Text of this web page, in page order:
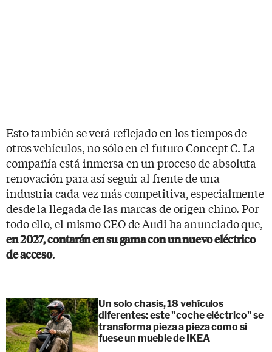
Esto también se verá reflejado en los tiempos de
otros vehículos, no sólo en el futuro Concept C. La
compañía está inmersa en un proceso de absoluta
renovación para así seguir al frente de una
industria cada vez más competitiva, especialmente
desde la llegada de las marcas de origen chino. Por
todo ello, el mismo CEO de Audi ha anunciado que,
en 2027, contarán en su gama con un nuevo eléctrico
de acceso.
Un solo chasis, 18 vehículos
diferentes: este "coche eléctrico" se
transforma pieza a pieza como si
fuese un mueble de IKEA